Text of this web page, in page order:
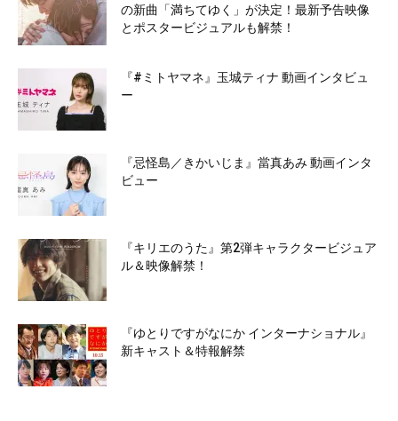
の新曲「満ちてゆく」が決定！最新予告映像
とポスタービジュアルも解禁！
『#ミトヤマネ』玉城ティナ 動画インタビュ
ー
『忌怪島／きかいじま』當真あみ 動画インタ
ビュー
『キリエのうた』第2弾キャラクタービジュア
ル＆映像解禁！
『ゆとりですがなにか インターナショナル』
新キャスト＆特報解禁